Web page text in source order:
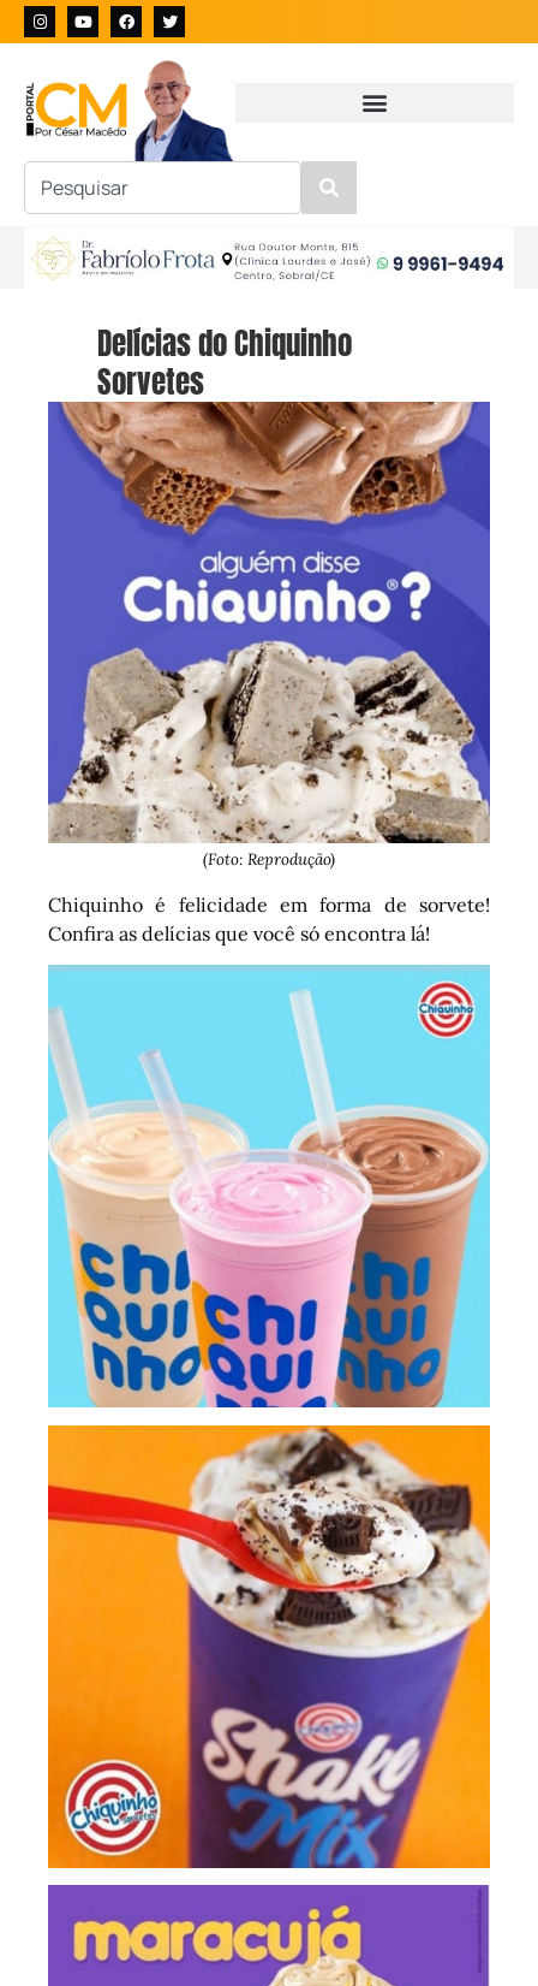
Delícias do Chiquinho
Sorvetes
(Foto: Reprodução)
Chiquinho é felicidade em forma de sorvete!
Confira as delícias que você só encontra lá!